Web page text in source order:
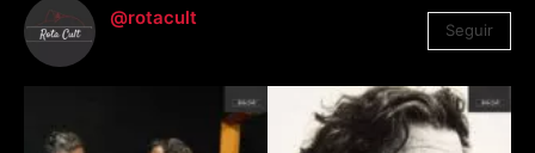
@rotacult
Seguir